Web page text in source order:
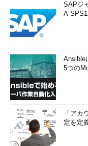
SAPジ
A
Ansible
5つの
「ア
定を定